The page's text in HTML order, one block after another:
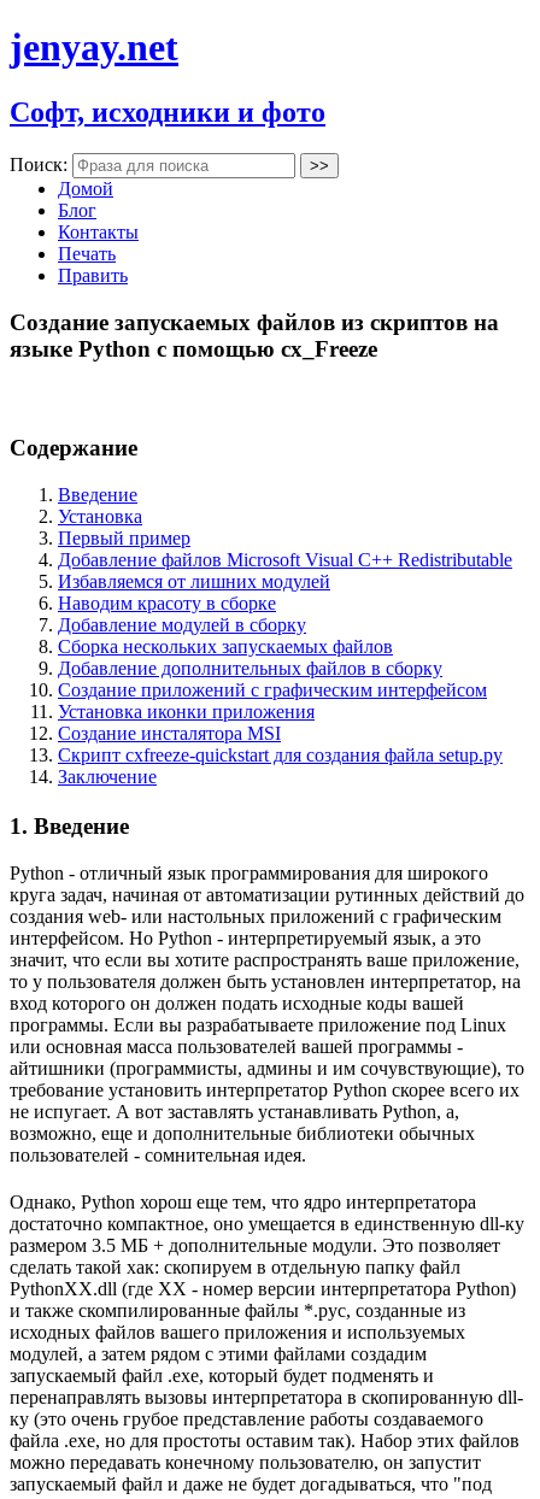
jenyay.net
Софт, исходники и фото
Поиск:
Домой
Блог
Контакты
Печать
Править
Создание запускаемых файлов из скриптов на
языке Python с помощью cx_Freeze
Содержание
Введение
Установка
Первый пример
Добавление файлов Microsoft Visual C++ Redistributable
Избавляемся от лишних модулей
Наводим красоту в сборке
Добавление модулей в сборку
Сборка нескольких запускаемых файлов
Добавление дополнительных файлов в сборку
Создание приложений с графическим интерфейсом
Установка иконки приложения
Создание инсталятора MSI
Скрипт cxfreeze-quickstart для создания файла setup.py
Заключение
1. Введение
Python - отличный язык программирования для широкого
круга задач, начиная от автоматизации рутинных действий до
создания web- или настольных приложений с графическим
интерфейсом. Но Python - интерпретируемый язык, а это
значит, что если вы хотите распространять ваше приложение,
то у пользователя должен быть установлен интерпретатор, на
вход которого он должен подать исходные коды вашей
программы. Если вы разрабатываете приложение под Linux
или основная масса пользователей вашей программы -
айтишники (программисты, админы и им сочувствующие), то
требование установить интерпретатор Python скорее всего их
не испугает. А вот заставлять устанавливать Python, а,
возможно, еще и дополнительные библиотеки обычных
пользователей - сомнительная идея.
Однако, Python хорош еще тем, что ядро интерпретатора
достаточно компактное, оно умещается в единственную dll-ку
размером 3.5 МБ + дополнительные модули. Это позволяет
сделать такой хак: скопируем в отдельную папку файл
PythonXX.dll (где XX - номер версии интерпретатора Python)
и также скомпилированные файлы *.pyc, созданные из
исходных файлов вашего приложения и используемых
модулей, а затем рядом с этими файлами создадим
запускаемый файл .exe, который будет подменять и
перенаправлять вызовы интерпретатора в скопированную dll-
ку (это очень грубое представление работы создаваемого
файла .exe, но для простоты оставим так). Набор этих файлов
можно передавать конечному пользователю, он запустит
запускаемый файл и даже не будет догадываться, что "под